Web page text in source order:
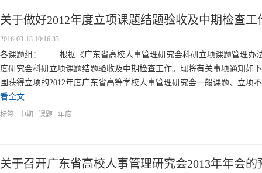
关于做好2012年度立项课题结题验收及中期检查工
2016-03-18 10:16:33
各课题组： 根据《广东省高校人事管理研究会科研立项课题管理办
度研究会科研立项课题结题验收及中期检查工作。现将有关事项通知如
围获得立项的2012年度广东省高等学校人事管理研究会一般课题、立
看全文
标签: 中期 课题 年度
关于召开广东省高校人事管理研究会2013年年会的